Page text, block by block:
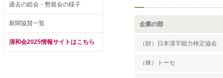
企業の部
（財）日本漢字能力検定協会
（株）トーセ
過去の総会・懇親会の様子
新聞協賛一覧
清和会2025情報サイトはこちら